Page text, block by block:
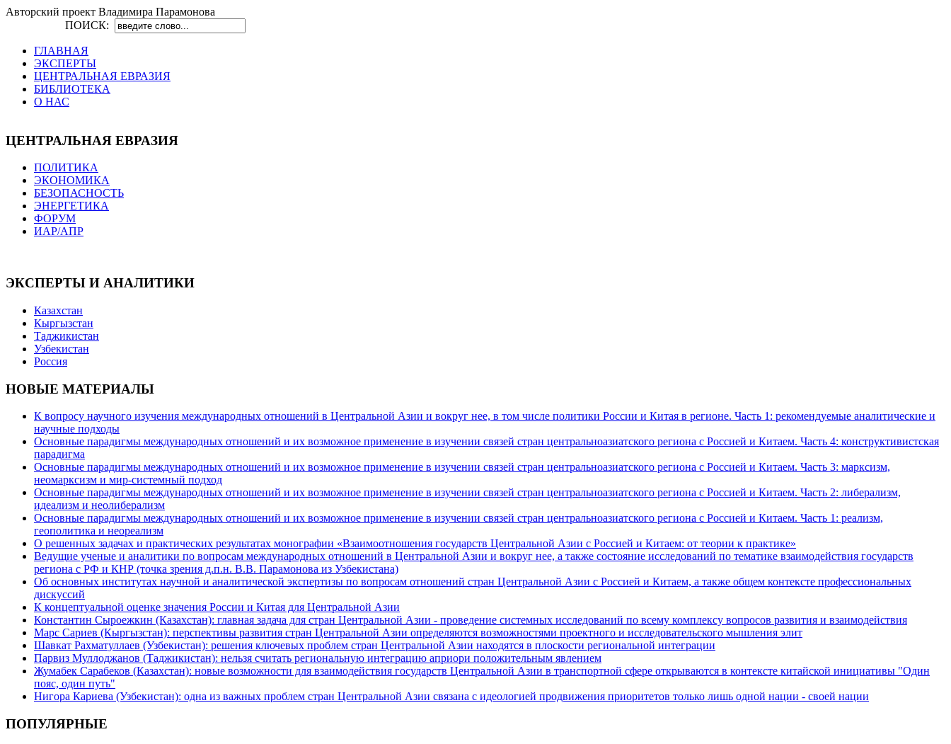
Авторский проект Владимира Парамонова
ПОИСК:
ГЛАВНАЯ
ЭКСПЕРТЫ
ЦЕНТРАЛЬНАЯ ЕВРАЗИЯ
БИБЛИОТЕКА
О НАС
ЦЕНТРАЛЬНАЯ ЕВРАЗИЯ
ПОЛИТИКА
ЭКОНОМИКА
БЕЗОПАСНОСТЬ
ЭНЕРГЕТИКА
ФОРУМ
ИАР/АПР
ЭКСПЕРТЫ И АНАЛИТИКИ
Казахстан
Кыргызстан
Таджикистан
Узбекистан
Россия
НОВЫЕ МАТЕРИАЛЫ
К вопросу научного изучения международных отношений в Центральной Азии и вокруг нее, в том числе политики России и Китая в регионе. Часть 1: рекомендуемые аналитические и
научные подходы
Основные парадигмы международных отношений и их возможное применение в изучении связей стран центральноазиатского региона с Россией и Китаем. Часть 4: конструктивистская
парадигма
Основные парадигмы международных отношений и их возможное применение в изучении связей стран центральноазиатского региона с Россией и Китаем. Часть 3: марксизм,
неомарксизм и мир-системный подход
Основные парадигмы международных отношений и их возможное применение в изучении связей стран центральноазиатского региона с Россией и Китаем. Часть 2: либерализм,
идеализм и неолиберализм
Основные парадигмы международных отношений и их возможное применение в изучении связей стран центральноазиатского региона с Россией и Китаем. Часть 1: реализм,
геополитика и неореализм
О решенных задачах и практических результатах монографии «Взаимоотношения государств Центральной Азии с Россией и Китаем: от теории к практике»
Ведущие ученые и аналитики по вопросам международных отношений в Центральной Азии и вокруг нее, а также состояние исследований по тематике взаимодействия государств
региона с РФ и КНР (точка зрения д.п.н. В.В. Парамонова из Узбекистана)
Об основных институтах научной и аналитической экспертизы по вопросам отношений стран Центральной Азии с Россией и Китаем, а также общем контексте профессиональных
дискуссий
К концептуальной оценке значения России и Китая для Центральной Азии
Константин Сыроежкин (Казахстан): главная задача для стран Центральной Азии - проведение системных исследований по всему комплексу вопросов развития и взаимодействия
Марс Сариев (Кыргызстан): перспективы развития стран Центральной Азии определяются возможностями проектного и исследовательского мышления элит
Шавкат Рахматуллаев (Узбекистан): решения ключевых проблем стран Центральной Азии находятся в плоскости региональной интеграции
Парвиз Муллоджанов (Таджикистан): нельзя считать региональную интеграцию априори положительным явлением
Жумабек Сарабеков (Казахстан): новые возможности для взаимодействия государств Центральной Азии в транспортной сфере открываются в контексте китайской инициативы "Один
пояс, один путь"
Нигора Кариева (Узбекистан): одна из важных проблем стран Центральной Азии связана с идеологией продвижения приоритетов только лишь одной нации - своей нации
ПОПУЛЯРНЫЕ